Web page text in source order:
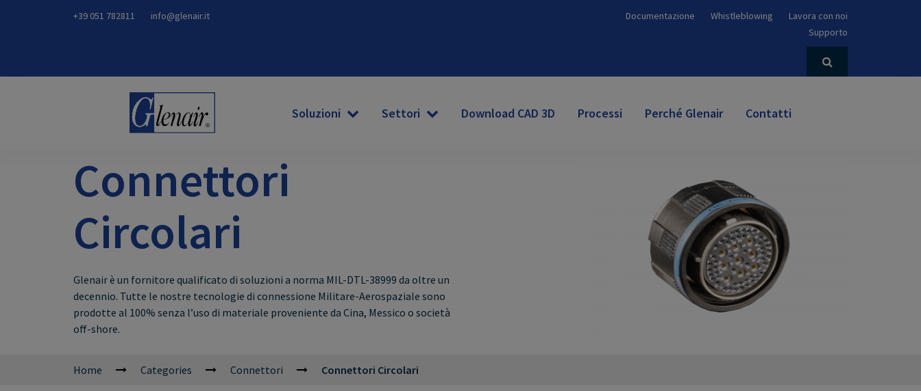
+39 051 782811 info@glenair.it Documentazione Whistleblowing
Lavora con noi
Supporto
Soluzioni Settori Download CAD 3D Processi Perché Glenair Contatti
Connettori
Circolari
Glenair è un fornitore qualificato di soluzioni a norma MIL-DTL-38999 da oltre un
decennio. Tutte le nostre tecnologie di connessione Militare-Aerospaziale sono
prodotte al 100% senza l’uso di materiale proveniente da Cina, Messico o società
off-shore.
Home Categories Connettori Connettori Circolari